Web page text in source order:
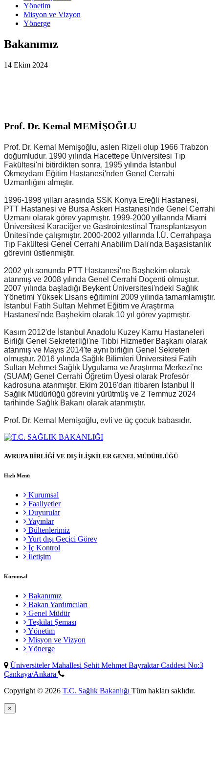
Yönetim
Misyon ve Vizyon
Yönerge
Bakanımız
14 Ekim 2024
Prof. Dr. Kemal MEMİŞOĞLU
Prof. Dr. Kemal Memişoğlu, aslen Rizeli olup 1966 Trabzon
doğumludur. 1990 yılında Hacettepe Üniversitesi Tıp
Fakültesi'ni bitirdikten sonra, 1995 yılında İstanbul
Okmeydanı Eğitim Hastanesi'nden Genel Cerrahi
Uzmanlığını almıştır.
1996-1998 yılları arasında SSK Konya Ereğli Hastanesi,
PTT Hastanesi ve Bursa Askeri Hastanesi'nde Genel Cerrahi
Uzmanı olarak görev yapmıştır. 1999-2000 yıllarında Miami
Üniversitesi Karaciğer ve Gastrointestinal Transplantasyon
Ünitesi'nde çalışmıştır. 2000-2002 yıllarında İ.Ü. Cerrahpaşa
Tıp Fakültesi Genel Cerrahi Anabilim Dalı'nda Başasistanlık
görevini üstlenmiştir.
2002 yılı sonunda PTT Hastanesi'ne Başhekim olarak
atanmış ve 2008 yılında Genel Cerrahi Doçenti olmuştur.
2007 yılında başladığı Beykent Üniversitesi'ndeki Sağlık
Yönetimi Yüksek Lisans eğitimini 2009 yılında tamamlamıştır.
İstanbul Fatih Sultan Mehmet Eğitim ve Araştırma
Hastanesi'nde Başhekim olarak 10 yıl görev yapmıştır.
Kasım 2012'de İstanbul Anadolu Kuzey Kamu Hastaneleri
Birliği Genel Sekreterliği'ne Tıbbi Hizmetler Başkanı olarak
atanmış ve Mayıs 2014'te aynı birliğin Genel Sekreteri
olmuştur. 2016 yılında Sağlık Bilimleri Üniversitesi Fatih
Sultan Mehmet Sağlık Uygulama ve Araştırma Merkezi'ne
(SUAM) Genel Cerrahi Öğretim Üyesi olarak Profesör
kadrosuna atanmıştır. Ekim 2016'dan itibaren İstanbul İl
Sağlık Müdürlüğü görevini yürütmüş ve 2 Temmuz 2024
tarihinde Sağlık Bakanı olarak atanmıştır.
Prof. Dr. Kemal Memişoğlu, evli ve üç çocuk babasıdır.
AVRUPA BİRLİĞİ VE DIŞ İLİŞKİLER GENEL MÜDÜRLÜĞÜ
Hızlı Menü
Kurumsal
Faaliyetler
Duyurular
Yayınlar
Bültenlerimiz
Yurt dışı Geçici Görev
İç Kontrol
İletişim
Kurumsal
Bakanımız
Bakan Yardımcıları
Genel Müdür
Teşkilat Şeması
Yönetim
Misyon ve Vizyon
Yönerge
Üniversiteler Mahallesi Şehit Mehmet Bayraktar Caddesi No:3
Çankaya/Ankara
Copyright © 2026 T.C. Sağlık Bakanlığı Tüm hakları saklıdır.
×